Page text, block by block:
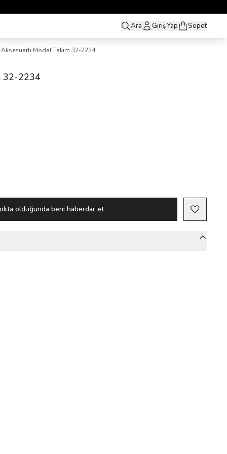
Ara Giriş Yap Sepet
Aksesuarlı Modal Takım 32-2234
32-2234
olduğunda beni haberdar et